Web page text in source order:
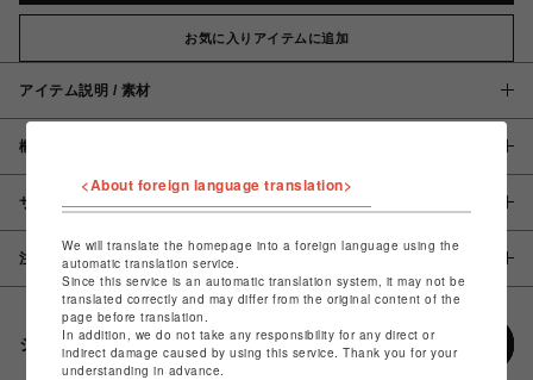
お気に入りアイテムに追加
アイテム説明 / 素材
概要
サイズ
注意事項
シェアする
<About foreign language translation>
We will translate the homepage into a foreign language using the
automatic translation service.
Since this service is an automatic translation system, it may not be
translated correctly and may differ from the original content of the
page before translation.
In addition, we do not take any responsibility for any direct or
indirect damage caused by using this service. Thank you for your
understanding in advance.